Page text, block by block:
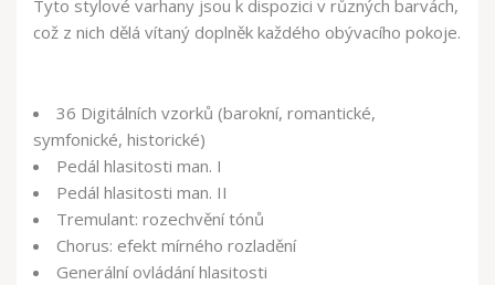
Tyto stylové varhany jsou k dispozici v různých barvách,
což z nich dělá vítaný doplněk každého obývacího pokoje.
36 Digitálních vzorků (barokní, romantické,
symfonické, historické)
Pedál hlasitosti man. I
Pedál hlasitosti man. II
Tremulant: rozechvění tónů
Chorus: efekt mírného rozladění
Generální ovládání hlasitosti